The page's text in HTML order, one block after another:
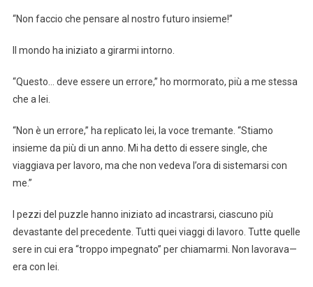
“Non faccio che pensare al nostro futuro insieme!”
Il mondo ha iniziato a girarmi intorno.
“Questo… deve essere un errore,” ho mormorato, più a me stessa
che a lei.
“Non è un errore,” ha replicato lei, la voce tremante. “Stiamo
insieme da più di un anno. Mi ha detto di essere single, che
viaggiava per lavoro, ma che non vedeva l’ora di sistemarsi con
me.”
I pezzi del puzzle hanno iniziato ad incastrarsi, ciascuno più
devastante del precedente. Tutti quei viaggi di lavoro. Tutte quelle
sere in cui era “troppo impegnato” per chiamarmi. Non lavorava—
era con lei.